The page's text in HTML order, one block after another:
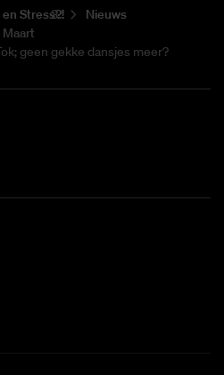
Stress?!
Nieuws
Maart
geen gekke dansjes meer?